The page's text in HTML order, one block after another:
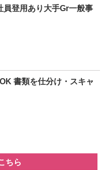
員登用あり大手Gr一般事
書類を仕分け・スキャ
ちら